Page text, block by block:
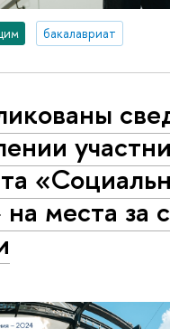
бакалавриат
места за